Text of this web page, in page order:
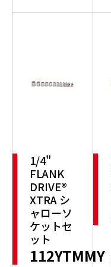
1/4"
FLANK
DRIVE®
XTRA シ
ャローソ
ケットセ
ット
112YTMMY